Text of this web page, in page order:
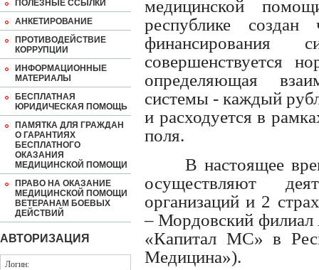
ПОЛЕЗНЫЕ ССЫЛКИ
АНКЕТИРОВАНИЕ
ПРОТИВОДЕЙСТВИЕ
КОРРУПЦИИ
ИНФОРМАЦИОННЫЕ
МАТЕРИАЛЫ
БЕСПЛАТНАЯ
ЮРИДИЧЕСКАЯ ПОМОЩЬ
ПАМЯТКА ДЛЯ ГРАЖДАН
О ГАРАНТИЯХ
БЕСПЛАТНОГО
ОКАЗАНИЯ
МЕДИЦИНСКОЙ ПОМОЩИ
ПРАВО НА ОКАЗАНИЕ
МЕДИЦИНСКОЙ ПОМОЩИ
ВЕТЕРАНАМ БОЕВЫХ
ДЕЙСТВИЙ
АВТОРИЗАЦИЯ
Логин:
медицинской
республике
совершенствуется
определяющая
системы - каждый
и расходуется в
поля.
В настоящее
осуществляют
организаций и 2
– Мордовский
«Капитал МС» в
Медицина»).